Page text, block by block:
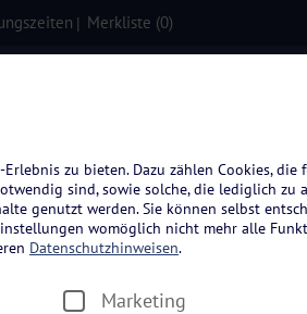
Merkliste (0)
zu bieten. Dazu zählen Cookies,
sind, sowie solche, die lediglich zu
genutzt werden. Sie können selbst
womöglich nicht mehr alle
Datenschutzhinweisen.
Marketing